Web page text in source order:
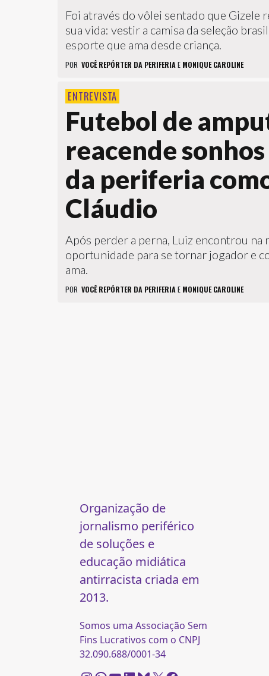
Foi através do vôlei sentado que Gizele
sua vida: vestir a camisa da seleção
esporte que ama desde criança.
POR VOCÊ REPÓRTER DA PERIFERIA E MONIQUE CAROLINE
ENTREVISTA
Futebol de
reacende
da periferia
Cláudio
Após perder a perna, Luiz encontrou na
oportunidade para se tornar jogador e
ama.
POR VOCÊ REPÓRTER DA PERIFERIA E MONIQUE CAROLINE
Organização de
jornalismo periférico
de soluções e
educação midiática
antirracista criada em
2013.
Somos uma Associação Sem
Fins Lucrativos com o CNPJ
32.090.688/0001-34